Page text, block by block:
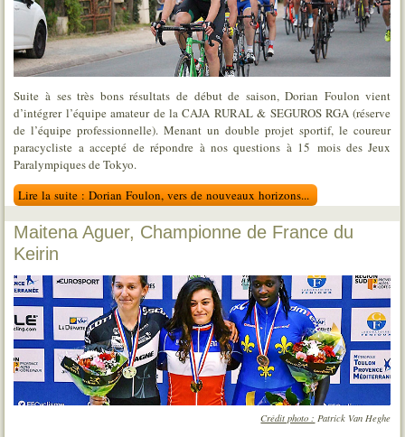
Suite à ses très bons résultats de début de saison, Dorian Foulon vient
d’intégrer l’équipe amateur de la CAJA RURAL & SEGUROS RGA (réserve
de l’équipe professionnelle). Menant un double projet sportif, le coureur
paracycliste a accepté de répondre à nos questions à 15 mois des Jeux
Paralympiques de Tokyo.
Lire la suite : Dorian Foulon, vers de nouveaux horizons...
Maitena Aguer, Championne de France du
Keirin
Crédit photo : Patrick Van Heghe